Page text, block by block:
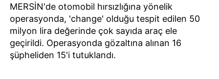
MERSİN'de otomobil hırsızlığına yönelik
operasyonda, 'change' olduğu tespit edilen 50
milyon lira değerinde çok sayıda araç ele
geçirildi. Operasyonda gözaltına alınan 16
şüpheliden 15'i tutuklandı.